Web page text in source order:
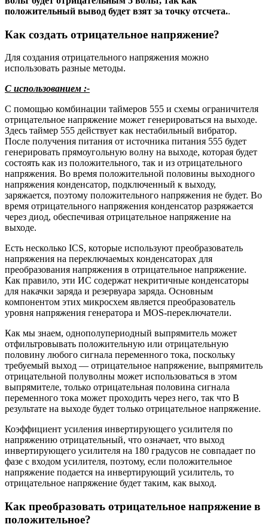
положительный вывод будет взят за точку отсчета..
Как создать отрицательное напряжение?
Для создания отрицательного напряжения можно
использовать разные методы.
С использованием :-
С помощью комбинации таймеров 555 и схемы ограничителя
отрицательное напряжение может генерироваться на выходе.
Здесь таймер 555 действует как нестабильный вибратор.
После получения питания от источника питания 555 будет
генерировать прямоугольную волну на выходе, которая будет
состоять как из положительного, так и из отрицательного
напряжения. Во время положительной половины выходного
напряжения конденсатор, подключенный к выходу,
заряжается, поэтому положительного напряжения не будет. Во
время отрицательного напряжения конденсатор разряжается
через диод, обеспечивая отрицательное напряжение на
выходе.
Есть несколько ICS, которые используют преобразователь
напряжения на переключаемых конденсаторах для
преобразования напряжения в отрицательное напряжение.
Как правило, эти ИС содержат некритичные конденсаторы
для накачки заряда и резервуара заряда. Основным
компонентом этих микросхем является преобразователь
уровня напряжения генератора и MOS-переключатели.
Как мы знаем, однополупериодный выпрямитель может
отфильтровывать положительную или отрицательную
половину любого сигнала переменного тока, поскольку
требуемый выход — отрицательное напряжение, выпрямитель
отрицательной полуволны может использоваться в этом
выпрямителе, только отрицательная половина сигнала
переменного тока может проходить через него, так что В
результате на выходе будет только отрицательное напряжение.
Коэффициент усиления инвертирующего усилителя по
напряжению отрицательный, что означает, что выход
инвертирующего усилителя на 180 градусов не совпадает по
фазе с входом усилителя, поэтому, если положительное
напряжение подается на инвертирующий усилитель, то
отрицательное напряжение будет таким, как выход.
Как преобразовать отрицательное напряжение в
положительное?